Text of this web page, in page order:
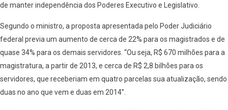
de manter independência dos Poderes Executivo e Legislativo.
Segundo o ministro, a proposta apresentada pelo Poder Judiciário
federal previa um aumento de cerca de 22% para os magistrados e de
quase 34% para os demais servidores. “Ou seja, R$ 670 milhões para a
magistratura, a partir de 2013, e cerca de R$ 2,8 bilhões para os
servidores, que receberiam em quatro parcelas sua atualização, sendo
duas no ano que vem e duas em 2014”.